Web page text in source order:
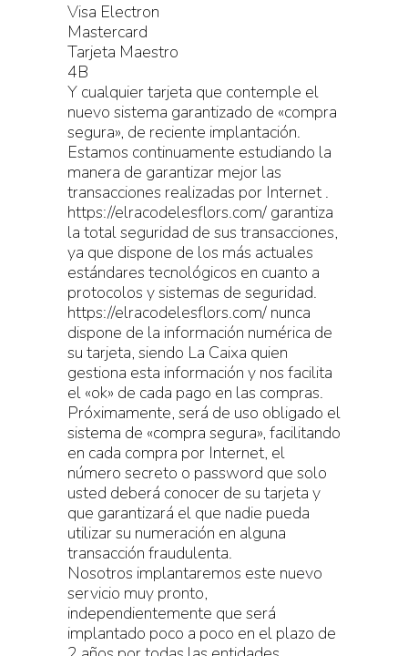
Visa Electron
Mastercard
Tarjeta Maestro
4B
Y cualquier tarjeta que contemple el
nuevo sistema garantizado de «compra
segura», de reciente implantación.
Estamos continuamente estudiando la
manera de garantizar mejor las
transacciones realizadas por Internet .
https://elracodelesflors.com/ garantiza
la total seguridad de sus transacciones,
ya que dispone de los más actuales
estándares tecnológicos en cuanto a
protocolos y sistemas de seguridad.
https://elracodelesflors.com/ nunca
dispone de la información numérica de
su tarjeta, siendo La Caixa quien
gestiona esta información y nos facilita
el «ok» de cada pago en las compras.
Próximamente, será de uso obligado el
sistema de «compra segura», facilitando
en cada compra por Internet, el
número secreto o password que solo
usted deberá conocer de su tarjeta y
que garantizará el que nadie pueda
utilizar su numeración en alguna
transacción fraudulenta.
Nosotros implantaremos este nuevo
servicio muy pronto,
independientemente que será
implantado poco a poco en el plazo de